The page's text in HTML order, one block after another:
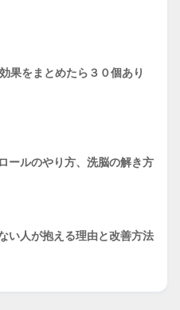
果をまとめたら３０個あり
ールのやり方、洗脳の解き方
い人が抱える理由と改善方法